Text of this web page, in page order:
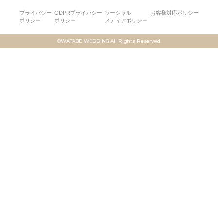
プライバシー
ポリシー
GDPRプライバシー
ポリシー
ソーシャル
メディアポリシー
お客様対応ポリシー
©WATABE WEDDING All Rights Reserved.